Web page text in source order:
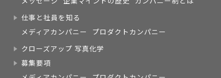
仕事と社員を知る
メディアカンパニー
プロダクトカンパニー
クローズアップ 写真化学
募集要項